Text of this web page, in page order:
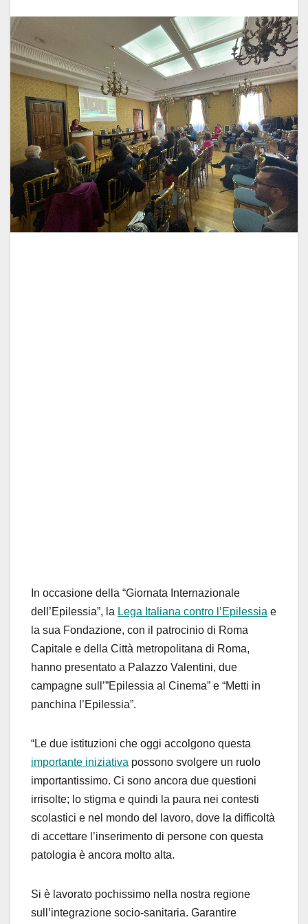
In occasione della “Giornata Internazionale
dell’Epilessia”, la Lega Italiana contro l’Epilessia e
la sua Fondazione, con il patrocinio di Roma
Capitale e della Città metropolitana di Roma,
hanno presentato a Palazzo Valentini, due
campagne sull’”Epilessia al Cinema” e “Metti in
panchina l’Epilessia”.
“Le due istituzioni che oggi accolgono questa
importante iniziativa possono svolgere un ruolo
importantissimo. Ci sono ancora due questioni
irrisolte; lo stigma e quindi la paura nei contesti
scolastici e nel mondo del lavoro, dove la difficoltà
di accettare l’inserimento di persone con questa
patologia è ancora molto alta.
Si è lavorato pochissimo nella nostra regione
sull’integrazione socio-sanitaria. Garantire